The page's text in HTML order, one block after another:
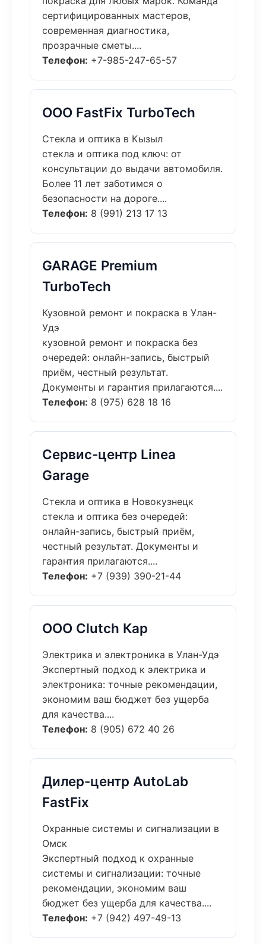
сертифицированных мастеров,
современная диагностика,
прозрачные сметы....
Телефон: +7-985-247-65-57
ООО FastFix TurboTech
Стекла и оптика в Кызыл
стекла и оптика под ключ: от
консультации до выдачи автомобиля.
Более 11 лет заботимся о
безопасности на дороге....
Телефон: 8 (991) 213 17 13
GARAGE Premium
TurboTech
Кузовной ремонт и покраска в Улан-
Удэ
кузовной ремонт и покраска без
очередей: онлайн-запись, быстрый
приём, честный результат.
Документы и гарантия прилагаются....
Телефон: 8 (975) 628 18 16
Сервис-центр Linea
Garage
Стекла и оптика в Новокузнецк
стекла и оптика без очередей:
онлайн-запись, быстрый приём,
честный результат. Документы и
гарантия прилагаются....
Телефон: +7 (939) 390-21-44
ООО Clutch Кар
Электрика и электроника в Улан-Удэ
Экспертный подход к электрика и
электроника: точные рекомендации,
экономим ваш бюджет без ущерба
для качества....
Телефон: 8 (905) 672 40 26
Дилер-центр AutoLab
FastFix
Охранные системы и сигнализации в
Омск
Экспертный подход к охранные
системы и сигнализации: точные
рекомендации, экономим ваш
бюджет без ущерба для качества....
Телефон: +7 (942) 497-49-13